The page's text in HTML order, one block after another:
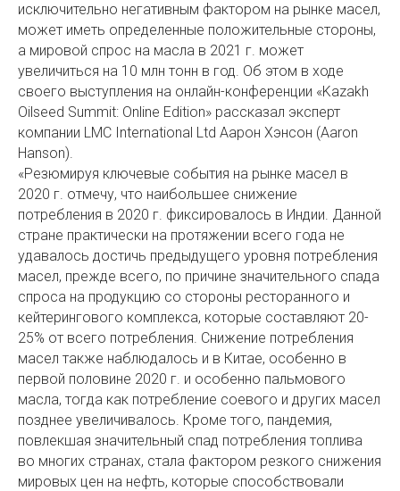
исключительно негативным фактором на рынке масел,
может иметь определенные положительные стороны,
а мировой спрос на масла в 2021 г. может
увеличиться на 10 млн тонн в год. Об этом в ходе
своего выступления на онлайн-конференции «Kazakh
Oilseed Summit: Online Edition» рассказал эксперт
компании LMC International Ltd Аарон Хэнсон (Aaron
Hanson).
«Резюмируя ключевые события на рынке масел в
2020 г. отмечу, что наибольшее снижение
потребления в 2020 г. фиксировалось в Индии. Данной
стране практически на протяжении всего года не
удавалось достичь предыдущего уровня потребления
масел, прежде всего, по причине значительного спада
спроса на продукцию со стороны ресторанного и
кейтерингового комплекса, которые составляют 20-
25% от всего потребления. Снижение потребления
масел также наблюдалось и в Китае, особенно в
первой половине 2020 г. и особенно пальмового
масла, тогда как потребление соевого и других масел
позднее увеличивалось. Кроме того, пандемия,
повлекшая значительный спад потребления топлива
во многих странах, стала фактором резкого снижения
мировых цен на нефть, которые способствовали